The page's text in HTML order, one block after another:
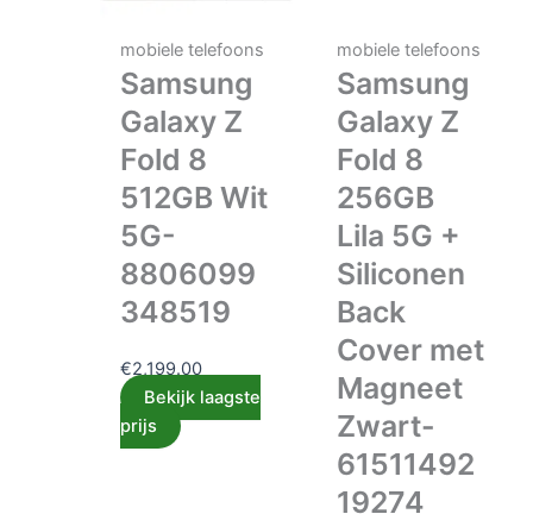
mobiele telefoons
Samsung
Galaxy Z
Fold 8
512GB Wit
5G-
8806099
348519
€2,199.00
Bekijk laagste
prijs
mobiele telefoons
Samsung
Galaxy Z
Fold 8
256GB
Lila 5G +
Siliconen
Back
Cover met
Magneet
Zwart-
61511492
19274